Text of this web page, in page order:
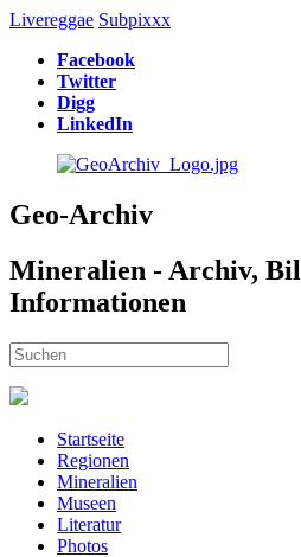
Livereggae Subpixxx
Facebook
Twitter
Digg
LinkedIn
Geo-Archiv
Mineralien - Archiv,
Informationen
Startseite
Regionen
Mineralien
Museen
Literatur
Photos